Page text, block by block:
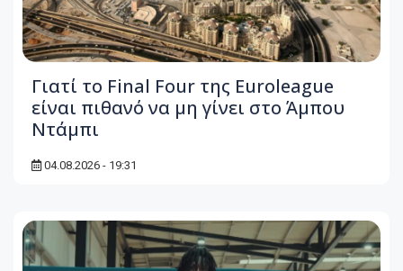
Γιατί το Final Four της Euroleague
είναι πιθανό να μη γίνει στο Άμπου
Ντάμπι
04.08.2026 - 19:31